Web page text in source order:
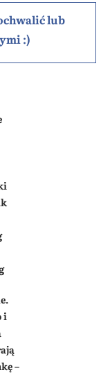
lub
:)
i
–